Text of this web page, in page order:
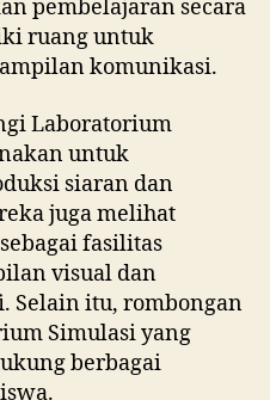
pembelajaran secara
ruang untuk
komunikasi.
Laboratorium
untuk
siaran dan
juga melihat
fasilitas
visual dan
Selain itu, rombongan
Simulasi yang
berbagai